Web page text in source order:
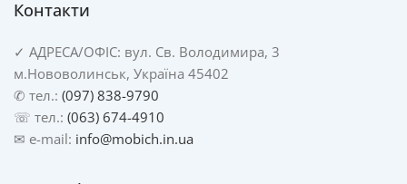
Контакти
✓ АДРЕСА/ОФІС: вул. Св. Володимира, 3
м.Нововолинськ, Україна 45402
✆ тел.: (097) 838-9790
☏ тел.: (063) 674-4910
✉ e-mail: info@mobich.in.ua